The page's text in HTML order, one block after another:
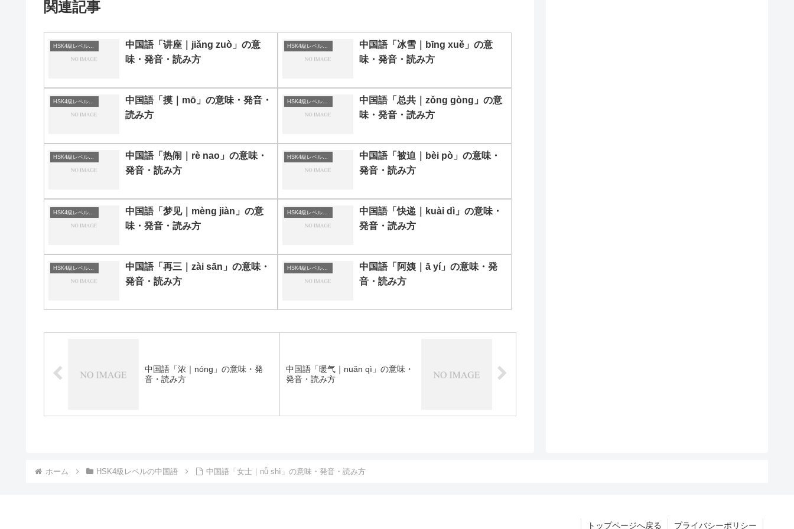
関連記事
中国語「讲座｜jiǎng zuò」の意
味・発音・読み方
中国語「冰雪｜bīng xuě」の意
味・発音・読み方
中国語「摸｜mō」の意味・発音・
読み方
中国語「总共｜zǒng gòng」の意
味・発音・読み方
中国語「热闹｜rè nao」の意味・
発音・読み方
中国語「被迫｜bèi pò」の意味・
発音・読み方
中国語「梦见｜mèng jiàn」の意
味・発音・読み方
中国語「快递｜kuài dì」の意味・
発音・読み方
中国語「再三｜zài sān」の意味・
発音・読み方
中国語「阿姨｜ā yí」の意味・発
音・読み方
中国語「浓｜nóng」の意味・発
音・読み方
中国語「暖气｜nuǎn qì」の意味・
発音・読み方
ホーム HSK4級レベルの中国語 中国語「女士｜nǚ shì」の意味・発音・読み方
トップページへ戻る プライバシーポリシー